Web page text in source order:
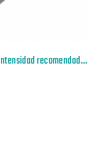
Dispositivos de protección de sobreintensidad recomendados p. lado red